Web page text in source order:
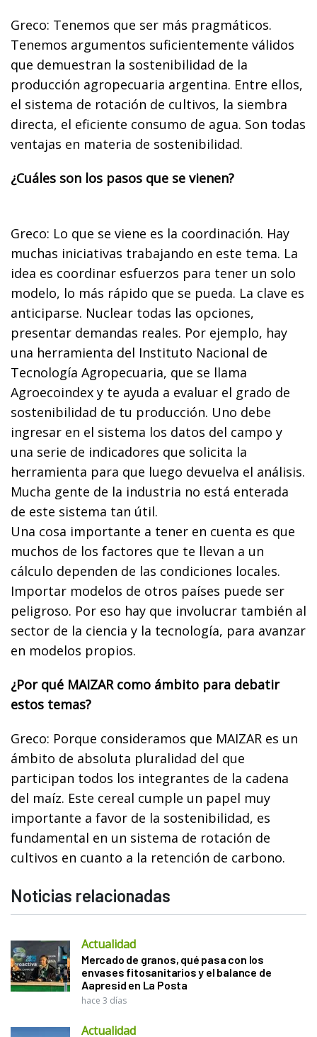
Greco: Tenemos que ser más pragmáticos.
Tenemos argumentos suficientemente válidos
que demuestran la sostenibilidad de la
producción agropecuaria argentina. Entre ellos,
el sistema de rotación de cultivos, la siembra
directa, el eficiente consumo de agua. Son todas
ventajas en materia de sostenibilidad.
¿Cuáles son los pasos que se vienen?
Greco: Lo que se viene es la coordinación. Hay
muchas iniciativas trabajando en este tema. La
idea es coordinar esfuerzos para tener un solo
modelo, lo más rápido que se pueda. La clave es
anticiparse. Nuclear todas las opciones,
presentar demandas reales. Por ejemplo, hay
una herramienta del Instituto Nacional de
Tecnología Agropecuaria, que se llama
Agroecoindex y te ayuda a evaluar el grado de
sostenibilidad de tu producción. Uno debe
ingresar en el sistema los datos del campo y
una serie de indicadores que solicita la
herramienta para que luego devuelva el análisis.
Mucha gente de la industria no está enterada
de este sistema tan útil.
Una cosa importante a tener en cuenta es que
muchos de los factores que te llevan a un
cálculo dependen de las condiciones locales.
Importar modelos de otros países puede ser
peligroso. Por eso hay que involucrar también al
sector de la ciencia y la tecnología, para avanzar
en modelos propios.
¿Por qué MAIZAR como ámbito para debatir
estos temas?
Greco: Porque consideramos que MAIZAR es un
ámbito de absoluta pluralidad del que
participan todos los integrantes de la cadena
del maíz. Este cereal cumple un papel muy
importante a favor de la sostenibilidad, es
fundamental en un sistema de rotación de
cultivos en cuanto a la retención de carbono.
Noticias relacionadas
Actualidad
Mercado de granos, qué pasa con los
envases fitosanitarios y el balance de
Aapresid en La Posta
hace 3 días
Actualidad